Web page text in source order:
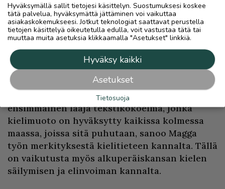
Pohjoissaame on saamen kielistä levinnein.
Puhujia on useita kymmeniä tuhansia, 75
prosenttia kaikista saamenkielisistä, ja sitä
– Toisin kuin valtakielillä, pohjoissaamella ei
ole ollut yhtenäistä kirjallista kieltä.
Pohjoissaamen uusi raamatunkäännös on
ensimmäinen laaja tekstikokoelma, jonka
kielimuoto on hyväksytty kaikissa kolmessa
maassa, joissa sitä puhutaan, sanoo Magga
työn merkityksestä kielitieteen kannalta. Tällä
on vaikutusta myös alkuperäiskansan kielen
säilymisen ja elinvoiman kannalta.
Hyväksymällä sallit tietojesi käsittelyn. Suostumuksesi koskee
tätä palvelua, hyväksymättä jättäminen voi vaikuttaa
asiakaskokemukseesi. Jotkut teknologiat saattavat perustella
tietojen käsittelyä oikeutetulla edulla, voit vastustaa tätä tai
muuttaa muita asetuksia klikkaamalla "Asetukset" linkkiä.
Hyväksy kaikki
Asetukset
Tietosuoja